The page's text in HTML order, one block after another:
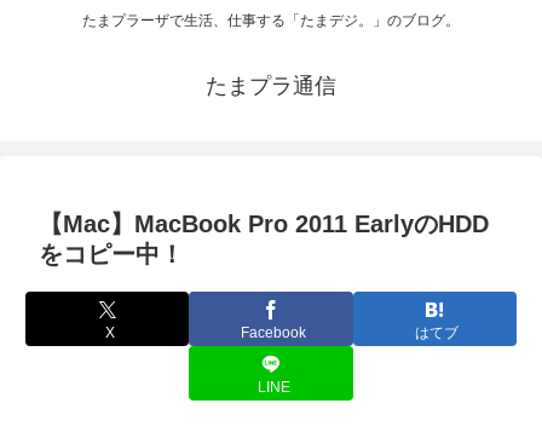
たまプラーザで生活、仕事する「たまデジ。」のブログ。
たまプラ通信
【Mac】MacBook Pro 2011 EarlyのHDD
をコピー中！
X Facebook はてブ
LINE